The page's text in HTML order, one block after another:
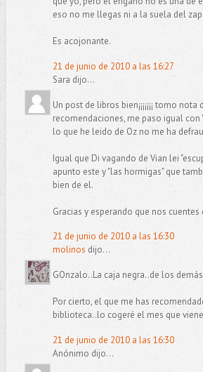
eso no me llegas ni a la suela del
Es acojonante.
21 de junio de 2010 a las 16:27
Sara dijo...
Un post de libros bien¡¡¡¡¡¡¡ tomo
recomendaciones, me paso igual con
lo que he leido de Oz no me ha
Igual que Di vagando de Vian lei
apunto este y "las hormigas" que
bien de el.
Gracias y esperando que nos cuentes
21 de junio de 2010 a las 16:30
molinos dijo...
GOnzalo..La caja negra..de los
Por cierto, el que me has
biblioteca..lo cogeré el mes que
21 de junio de 2010 a las 16:30
Anónimo dijo...